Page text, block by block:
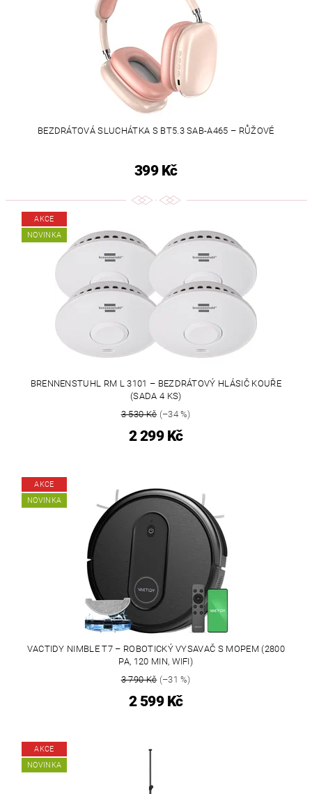
BEZDRÁTOVÁ SLUCHÁTKA S BT5.3 SAB-A465 – RŮŽOVÉ
399 Kč
AKCE
NOVINKA
BRENNENSTUHL RM L 3101 – BEZDRÁTOVÝ HLÁSIČ KOUŘE
(SADA 4 KS)
3 530 Kč(–34 %)
2 299 Kč
AKCE
NOVINKA
VACTIDY NIMBLE T7 – ROBOTICKÝ VYSAVAČ S MOPEM (2800
PA, 120 MIN, WIFI)
3 790 Kč(–31 %)
2 599 Kč
AKCE
NOVINKA